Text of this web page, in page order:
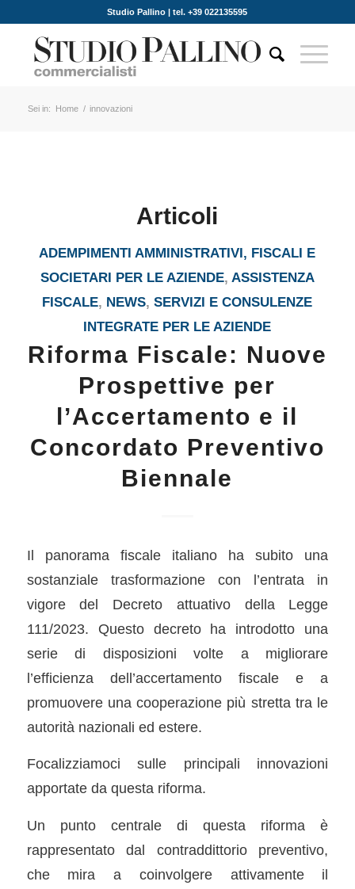
Studio Pallino | tel. +39 022135595
Sei in: Home / innovazioni
Articoli
ADEMPIMENTI AMMINISTRATIVI, FISCALI E
SOCIETARI PER LE AZIENDE, ASSISTENZA
FISCALE, NEWS,SERVIZI E CONSULENZE
INTEGRATE PER LE AZIENDE
Riforma Fiscale: Nuove
Prospettive per
l’Accertamento e il
Concordato Preventivo
Biennale
Il panorama fiscale italiano ha subito una
sostanziale trasformazione con l’entrata in
vigore del Decreto attuativo della Legge
111/2023. Questo decreto ha introdotto una
serie di disposizioni volte a migliorare
l’efficienza dell’accertamento fiscale e a
promuovere una cooperazione più stretta tra le
autorità nazionali ed estere.
Focalizziamoci sulle principali innovazioni
apportate da questa riforma.
Un punto centrale di questa riforma è
rappresentato dal contraddittorio preventivo,
che mira a coinvolgere attivamente il